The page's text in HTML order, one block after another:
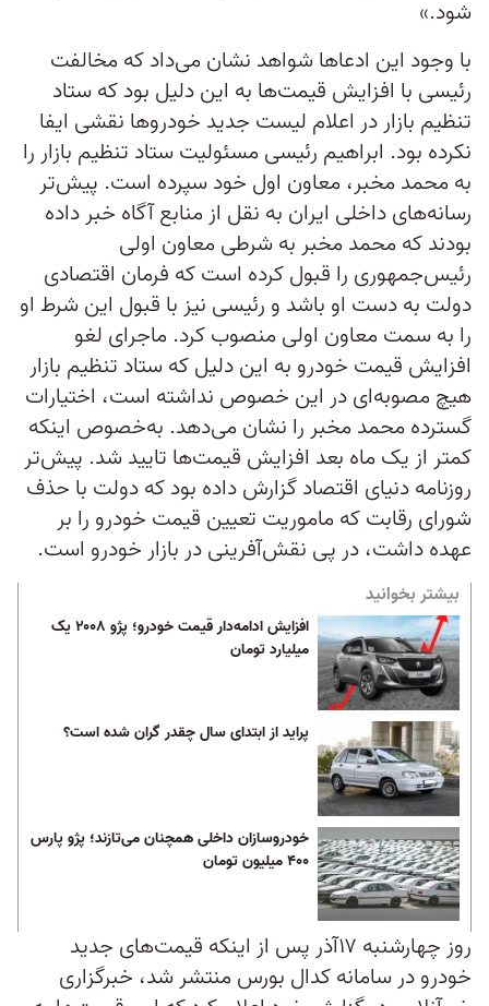
شود.»
با وجود این ادعاها شواهد نشان می‌داد که مخالفت
رئیسی با افزایش قیمت‌ها به این دلیل بود که ستاد
تنظیم بازار در اعلام لیست جدید خودروها نقشی ایفا
نکرده بود. ابراهیم رئیسی مسئولیت ستاد تنظیم بازار را
به محمد مخبر، معاون اول خود سپرده است. پیش‌تر
رسانه‌های داخلی ایران به نقل از منابع آگاه خبر داده
بودند که محمد مخبر به شرطی معاون اولی
رئیس‌جمهوری را قبول کرده است که فرمان اقتصادی
دولت به دست او باشد و رئیسی نیز با قبول این شرط او
را به سمت معاون اولی منصوب کرد. ماجرای لغو
افزایش قیمت خودرو به این دلیل که ستاد تنظیم بازار
هیچ‌ مصوبه‌ای در این خصوص نداشته است، اختیارات
گسترده محمد مخبر را نشان می‌دهد. به‌خصوص اینکه
کمتر از یک ماه بعد افزایش قیمت‌ها تایید شد. پیش‌تر
روزنامه دنیای اقتصاد گزارش داده بود که دولت با حذف
شورای رقابت که ماموریت تعیین قیمت خودرو را بر
عهده داشت، در پی نقش‌آفرینی در بازار خودرو است.
بیشتر بخوانید
افزایش ادامه‌دار قیمت خودرو؛ پژو ۲۰۰۸ یک
میلیارد تومان
پراید از ابتدای سال چقدر گران شده است؟
خودروسازان داخلی همچنان می‌تازند؛ پژو پارس
۴۰۰ میلیون تومان
روز چهارشنبه ۱۷آذر پس‌ از اینکه قیمت‌های جدید
خودرو در سامانه کدال بورس منتشر شد، خبرگزاری